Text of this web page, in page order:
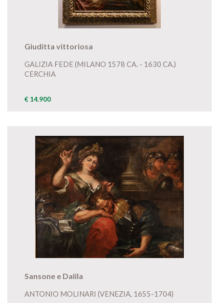
Giuditta vittoriosa
GALIZIA FEDE (MILANO 1578 CA. - 1630 CA.)
CERCHIA
€ 14.900
Sansone e Dalila
ANTONIO MOLINARI (VENEZIA, 1655-1704)